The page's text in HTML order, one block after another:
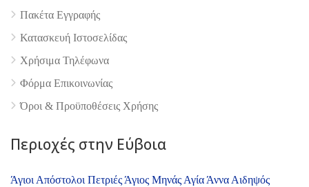
Πακέτα Εγγραφής
Κατασκευή Ιστοσελίδας
Χρήσιμα Τηλέφωνα
Φόρμα Επικοινωνίας
Όροι & Προϋποθέσεις Xρήσης
Περιοχές στην Εύβοια
Άγιοι Απόστολοι Πετριές Άγιος Μηνάς Αγία Άννα Αιδηψός